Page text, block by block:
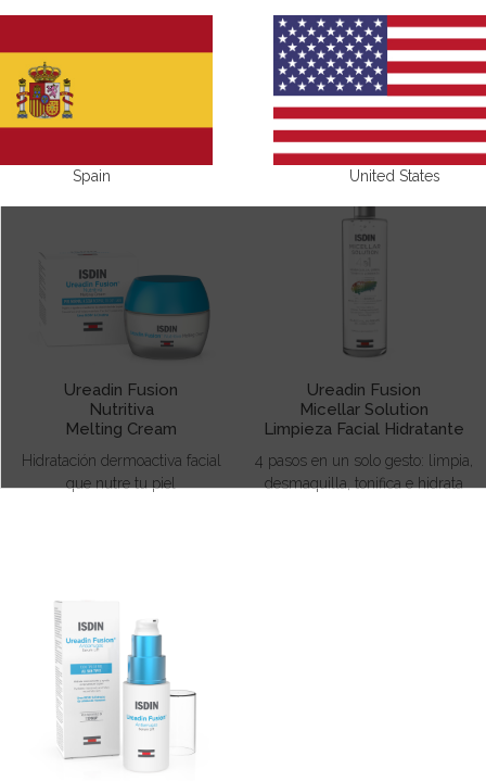
Ureadin Fusion
Nutritiva
Melting Cream
Hidratación dermoactiva facial
que nutre tu piel
Ureadin Fusion
Micellar Solution
Limpieza Facial Hidratante
4 pasos en un solo gesto: limpia,
desmaquilla, tonifica e hidrata
Spain United States